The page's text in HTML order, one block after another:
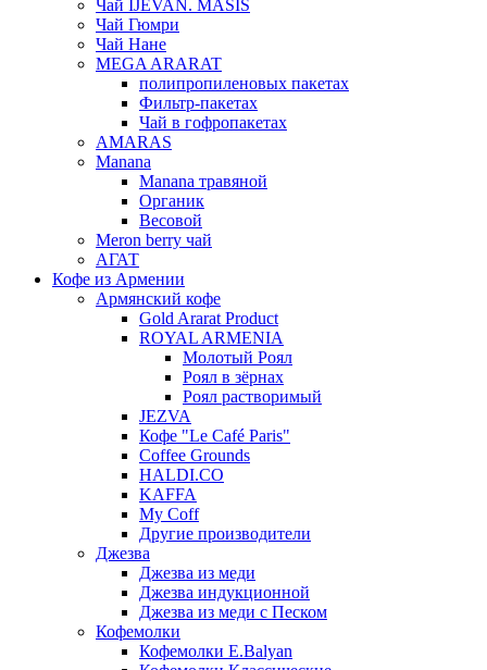
Чай IJEVAN. MASIS
Чай Гюмри
Чай Нане
MEGA ARARAT
полипропиленовых пакетах
Фильтр-пакетах
Чай в гофропакетах
AMARAS
Manana
Manana травяной
Органик
Весовой
Meron berry чай
АГАТ
Кофе из Армении
Армянский кофе
Gold Ararat Product
ROYAL ARMENIA
Молотый Роял
Роял в зёрнах
Роял растворимый
JEZVA
Кофе "Le Café Paris"
Coffee Grounds
HALDI.CO
KAFFA
My Coff
Другие производители
Джезва
Джезва из меди
Джезва индукционной
Джезва из меди с Песком
Кофемолки
Кофемолки E.Balyan